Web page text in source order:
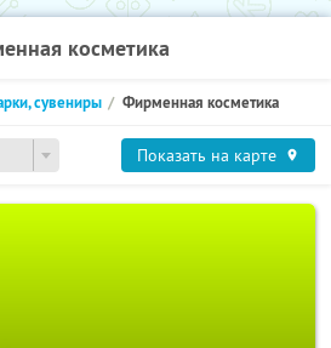
косметика
сувениры Фирменная косметика
Показать на карте